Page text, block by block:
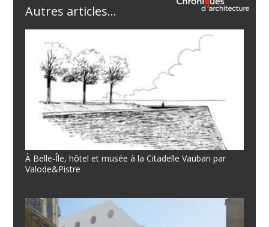
Autres articles...
À Belle-Île, hôtel et musée à la Citadelle Vauban par
Valode&Pistre